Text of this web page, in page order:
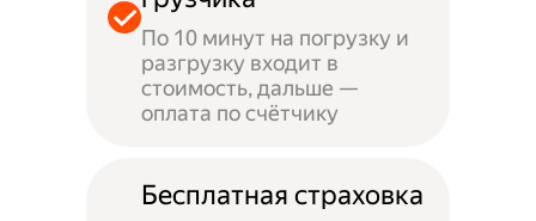
По 10 минут на погрузку и
разгрузку входит в
стоимость, дальше —
оплата по счётчику
Бесплатная страховка